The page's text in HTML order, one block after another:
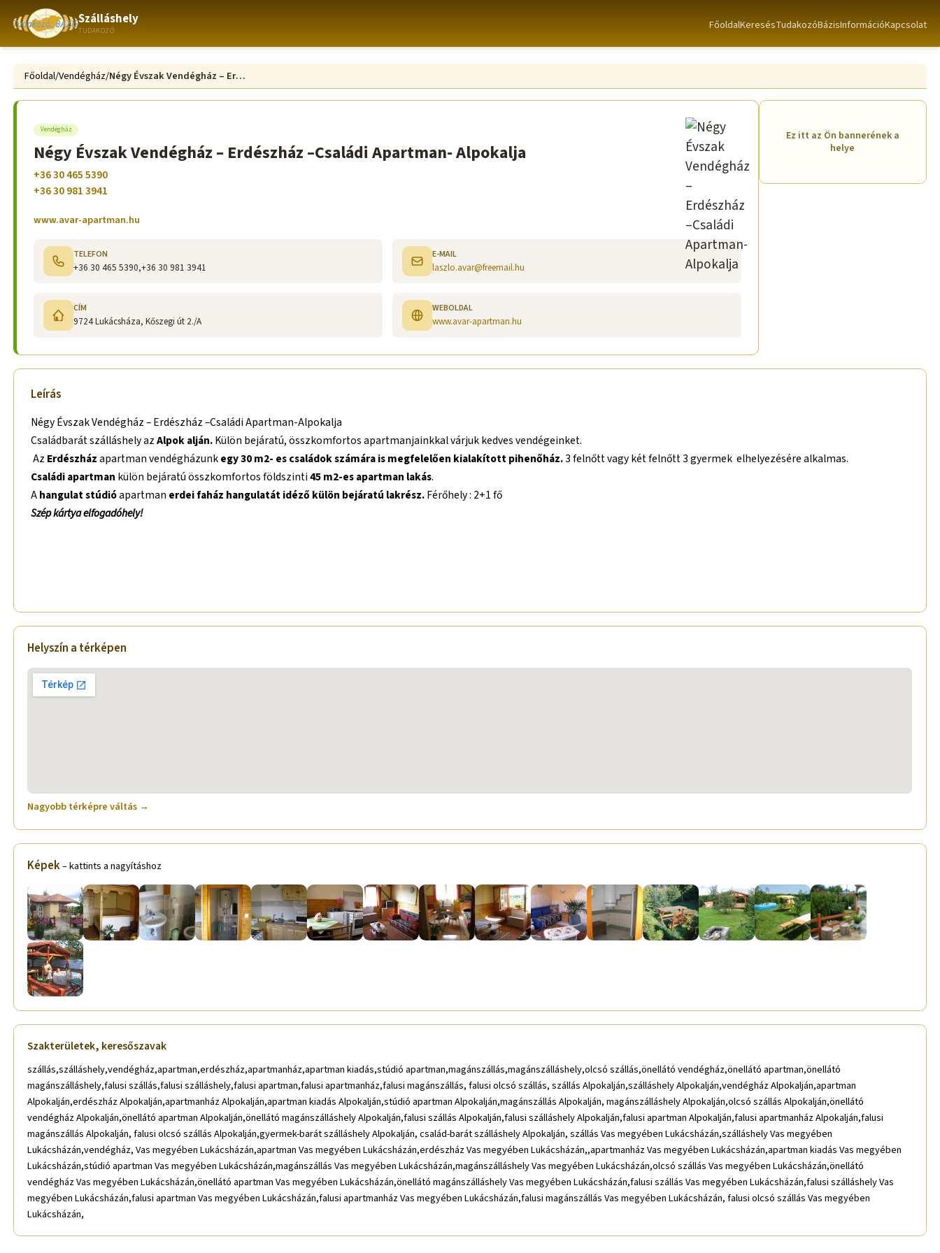
Szálláshely
TUDAKOZÓ FőoldalKeresésTudakozóBázisInformációKapcsolat
Főoldal/Vendégház/ Négy Évszak Vendégház – Erdészház –Családi Apartman- Alpokalja
Vendégház
Négy Évszak Vendégház – Erdészház –Családi Apartman- Alpokalja
+36 30 465 5390
+36 30 981 3941
www.avar-apartman.hu
TELEFON
+36 30 465 5390,+36 30 981 3941
E-MAIL
laszlo.avar@freemail.hu
CÍM
9724 Lukácsháza, Kőszegi út 2./A
WEBOLDAL
www.avar-apartman.hu
Ez itt az Ön bannerének a
helye
Leírás
Négy Évszak Vendégház – Erdészház –Családi Apartman-Alpokalja
Családbarát szálláshely azAlpok alján.Külön bejáratú, összkomfortos apartmanjainkkal várjuk kedves vendégeinket.
Az Erdészházapartman vendégházunkegy 30 m2- es családok számára is megfelelően kialakított pihenőház.3 felnőtt vagy két felnőtt 3 gyermek elhelyezésére alkalmas.
Családi apartman külön bejáratú összkomfortos földszinti45 m2-es apartman lakás.
Ahangulat stúdióapartman erdei faház hangulatát idéző külön bejáratú lakrész.Férőhely : 2+1 fő
Szép kártya elfogadóhely!
Helyszín a térképen
Nagyobb térképre váltás →
Képek– kattints a nagyításhoz
Szakterületek, keresőszavak
szállás,szálláshely,vendégház,apartman,erdészház,apartmanház,apartman kiadás,stúdió apartman,magánszállás,magánszálláshely,olcsó szállás,önellátó vendégház,önellátó apartman,önellátó
magánszálláshely,falusi szállás,falusi szálláshely,falusi apartman,falusi apartmanház,falusi magánszállás, falusi olcsó szállás, szállás Alpokalján,szálláshely Alpokalján,vendégház Alpokalján,apartman
Alpokalján,erdészház Alpokalján,apartmanház Alpokalján,apartman kiadás Alpokalján,stúdió apartman Alpokalján,magánszállás Alpokalján, magánszálláshely Alpokalján,olcsó szállás Alpokalján,önellátó
vendégház Alpokalján,önellátó apartman Alpokalján,önellátó magánszálláshely Alpokalján,falusi szállás Alpokalján,falusi szálláshely Alpokalján,falusi apartman Alpokalján,falusi apartmanház Alpokalján,falusi
magánszállás Alpokalján, falusi olcsó szállás Alpokalján,gyermek-barát szálláshely Alpokalján, család-barát szálláshely Alpokalján, szállás Vas megyében Lukácsházán,szálláshely Vas megyében
Lukácsházán,vendégház, Vas megyében Lukácsházán,apartman Vas megyében Lukácsházán,erdészház Vas megyében Lukácsházán,,apartmanház Vas megyében Lukácsházán,apartman kiadás Vas megyében
Lukácsházán,stúdió apartman Vas megyében Lukácsházán,magánszállás Vas megyében Lukácsházán,magánszálláshely Vas megyében Lukácsházán,olcsó szállás Vas megyében Lukácsházán,önellátó
vendégház Vas megyében Lukácsházán,önellátó apartman Vas megyében Lukácsházán,önellátó magánszálláshely Vas megyében Lukácsházán,falusi szállás Vas megyében Lukácsházán,falusi szálláshely Vas
megyében Lukácsházán,falusi apartman Vas megyében Lukácsházán,falusi apartmanház Vas megyében Lukácsházán,falusi magánszállás Vas megyében Lukácsházán, falusi olcsó szállás Vas megyében
Lukácsházán,